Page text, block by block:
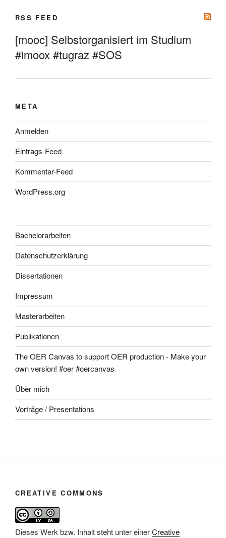
RSS FEED
[mooc] Selbstorganisiert im Studium
#imoox #tugraz #SOS
META
Anmelden
Eintrags-Feed
Kommentar-Feed
WordPress.org
Bachelorarbeiten
Datenschutzerklärung
Dissertationen
Impressum
Masterarbeiten
Publikationen
The OER Canvas to support OER production - Make your
own version! #oer #oercanvas
Über mich
Vorträge / Presentations
CREATIVE COMMONS
Dieses Werk bzw. Inhalt steht unter einerCreative